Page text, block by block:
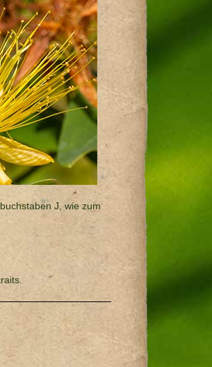
J, wie zum